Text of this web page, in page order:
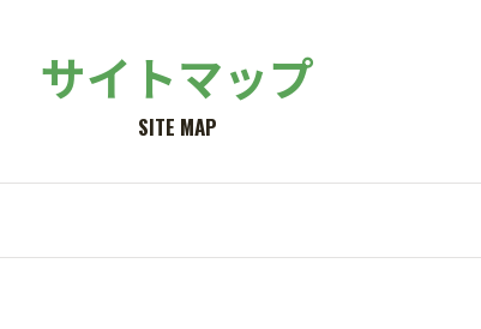
SITE MAP
サイトマップ